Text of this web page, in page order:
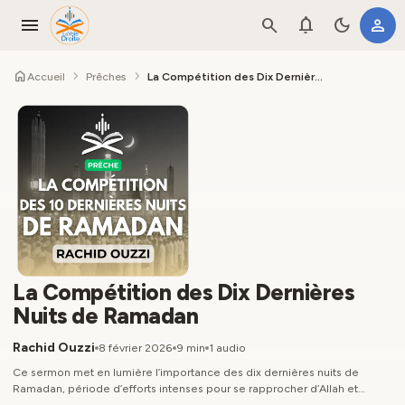
menu search notifications dark_mode person
homeAccueil chevron_right Prêches chevron_right La Compétition des Dix Dernières Nuits de Ramadan
La Compétition des Dix Dernières
Nuits de Ramadan
Rachid Ouzzi 8 février 2026 9 min 1 audio
Ce sermon met en lumière l’importance des dix dernières nuits de
Ramadan, période d’efforts intenses pour se rapprocher d’Allah et